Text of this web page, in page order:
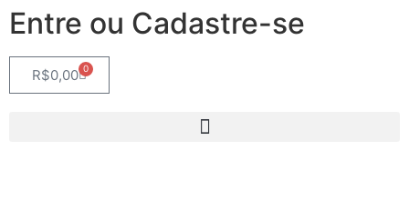
Entre ou Cadastre-se
R$0,00 0